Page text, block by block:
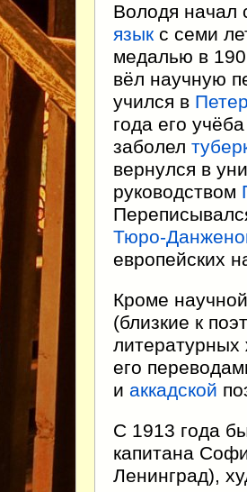
Володя начал
язык с семи
медалью в
вёл научную
учился в
года его
заболел
вернулся в
руководством
Тюро-
европейских
Кроме
(близкие к
его
и аккадской
С 1913 года
капитана
Ленинград),